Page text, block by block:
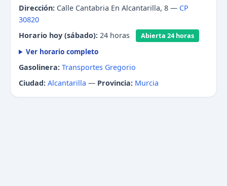
Dirección: Calle Cantabria En Alcantarilla, 8 — CP
30820
Horario hoy (sábado): 24 horas Abierta 24 horas
Ver horario completo
Gasolinera: Transportes Gregorio
Ciudad: Alcantarilla — Provincia: Murcia